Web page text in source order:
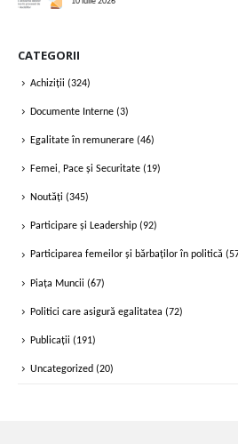
CATEGORII
Achiziții (324)
Documente Interne (3)
Egalitate în remunerare (46)
Femei, Pace și Securitate (19)
Noutăți (345)
Participare și Leadership (92)
Participarea femeilor și bărbaților în politică
Piața Muncii (67)
Politici care asigură egalitatea (72)
Publicații (191)
Uncategorized (20)